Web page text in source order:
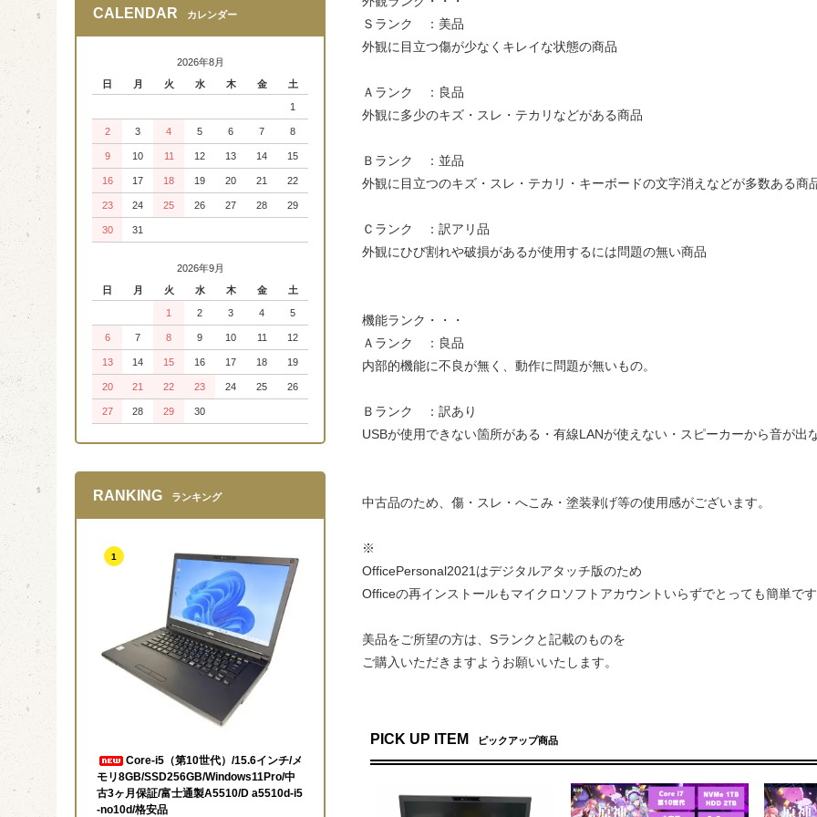
Ｓランク ：美品
外観に目立つ傷が少なくキレイな状態の商品
Ａランク ：良品
外観に多少のキズ・スレ・テカリなどがある商品
Ｂランク ：並品
外観に目立つのキズ・スレ・テカリ・キーボードの文字消えなどが多数ある商
Ｃランク ：訳アリ品
外観にひび割れや破損があるが使用するには問題の無い商品
機能ランク・・・
Ａランク ：良品
内部的機能に不良が無く、動作に問題が無いもの。
Ｂランク ：訳あり
USBが使用できない箇所がある・有線LANが使えない・スピーカーから音が出
中古品のため、傷・スレ・へこみ・塗装剥げ等の使用感がございます。
※
OfficePersonal2021はデジタルアタッチ版のため
Officeの再インストールもマイクロソフトアカウントいらずでとっても簡単で
美品をご所望の方は、Sランクと記載のものを
ご購入いただきますようお願いいたします。
PICK UP ITEM ピックアップ商品
CALENDAR カレンダー
2026年8月
日
月 火 水 木 金 土
1
2 3 4 5 6 7 8
9 10 11 12 13 14 15
16 17 18 19 20 21 22
23 24 25 26 27 28 29
30 31
2026年9月
日
月 火 水 木 金 土
1 2 3 4 5
6 7 8 9 10 11 12
13 14 15 16 17 18 19
20 21 22 23 24 25 26
27 28 29 30
RANKING ランキング
1
Core-i5（第10世代）/15.6インチ/メ
モリ8GB/SSD256GB/Windows11Pro/中
古3ヶ月保証/富士通製A5510/D a5510d-i5
-no10d/格安品